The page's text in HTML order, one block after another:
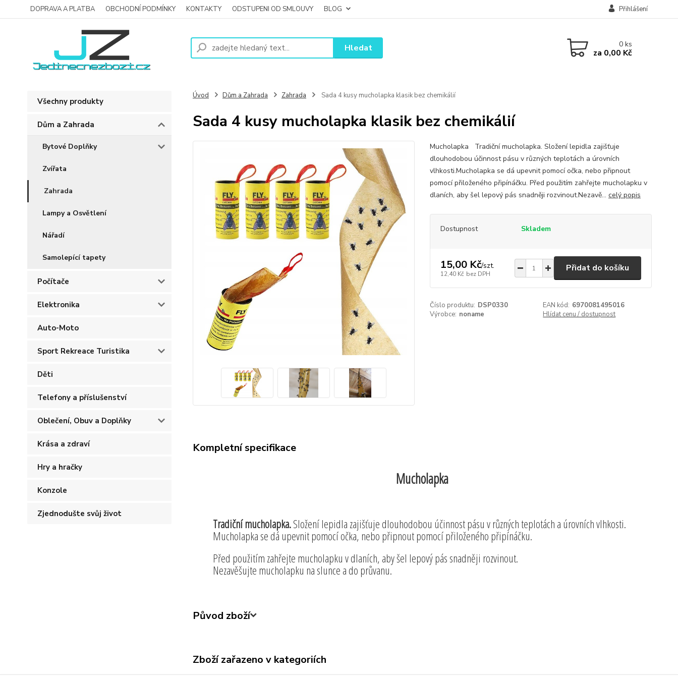
DOPRAVA A PLATBA OBCHODNÍ PODMÍNKY KONTAKTY ODSTUPENI OD SMLOUVY BLOG Přihlášení
Hledat 0ks
za 0,00 Kč
Všechny produkty
Dům a Zahrada
Bytové Doplňky
Zvířata
Zahrada
Lampy a Osvětlení
Nářadí
Samolepící tapety
Počítače
Elektronika
Auto-Moto
Sport Rekreace Turistika
Děti
Telefony a příslušenství
Oblečení, Obuv a Doplňky
Krása a zdraví
Hry a hračky
Konzole
Zjednodušte svůj život
Úvod Dům a Zahrada Zahrada Sada 4 kusy mucholapka klasik bez chemikálií
Sada 4 kusy mucholapka klasik bez chemikálií
Mucholapka Tradiční mucholapka. Složení lepidla zajišťuje
dlouhodobou účinnost pásu v různých teplotách a úrovních
vlhkosti.Mucholapka se dá upevnit pomocí očka, nebo připnout
pomocí přiloženého připínáčku. Před použitím zahřejte mucholapku v
dlaních, aby šel lepový pás snadněji rozvinout.Nezavě... celý popis
Dostupnost Skladem
15,00 Kč/szt.
12,40 Kč bez DPH
Přidat do košíku
Číslo produktu: DSP0330 EAN kód: 6970081495016
Výrobce: noname Hlídat cenu / dostupnost
Kompletní specifikace
Mucholapka
Tradiční mucholapka.Složení lepidla zajišťuje dlouhodobou účinnost pásu v různých teplotách a úrovních vlhkosti.
Mucholapka se dá upevnit pomocí očka, nebo připnout pomocí přiloženého připínáčku.
Před použitím zahřejte mucholapku v dlaních, aby šel lepový pás snadněji rozvinout.
Nezavěšujte mucholapku na slunce a do průvanu.
Původ zboží
Zboží zařazeno v kategoriích